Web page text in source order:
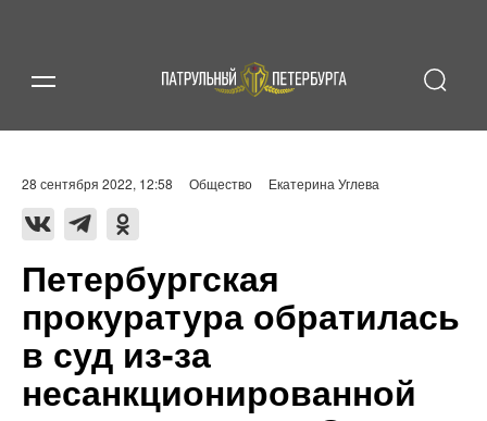
28 сентября 2022, 12:58 Общество Екатерина Углева
Петербургская
прокуратура обратилась
в суд из-за
несанкционированной